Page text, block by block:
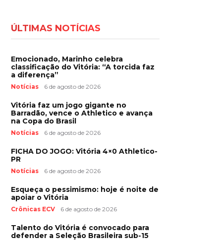
ÚLTIMAS NOTÍCIAS
Emocionado, Marinho celebra
classificação do Vitória: “A torcida faz
a diferença”
Notícias 6 de agosto de 2026
Vitória faz um jogo gigante no
Barradão, vence o Athletico e avança
na Copa do Brasil
Notícias 6 de agosto de 2026
FICHA DO JOGO: Vitória 4×0 Athletico-
PR
Notícias 6 de agosto de 2026
Esqueça o pessimismo: hoje é noite de
apoiar o Vitória
Crônicas ECV 6 de agosto de 2026
Talento do Vitória é convocado para
defender a Seleção Brasileira sub-15